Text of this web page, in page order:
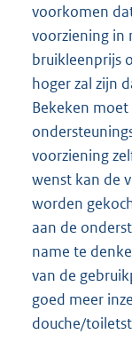
voorkomen
voorziening in
bruikleenprijs
hoger zal zijn
Bekeken
voorziening
wenst kan de
worden
aan de
name te
van de
goed meer
douche/